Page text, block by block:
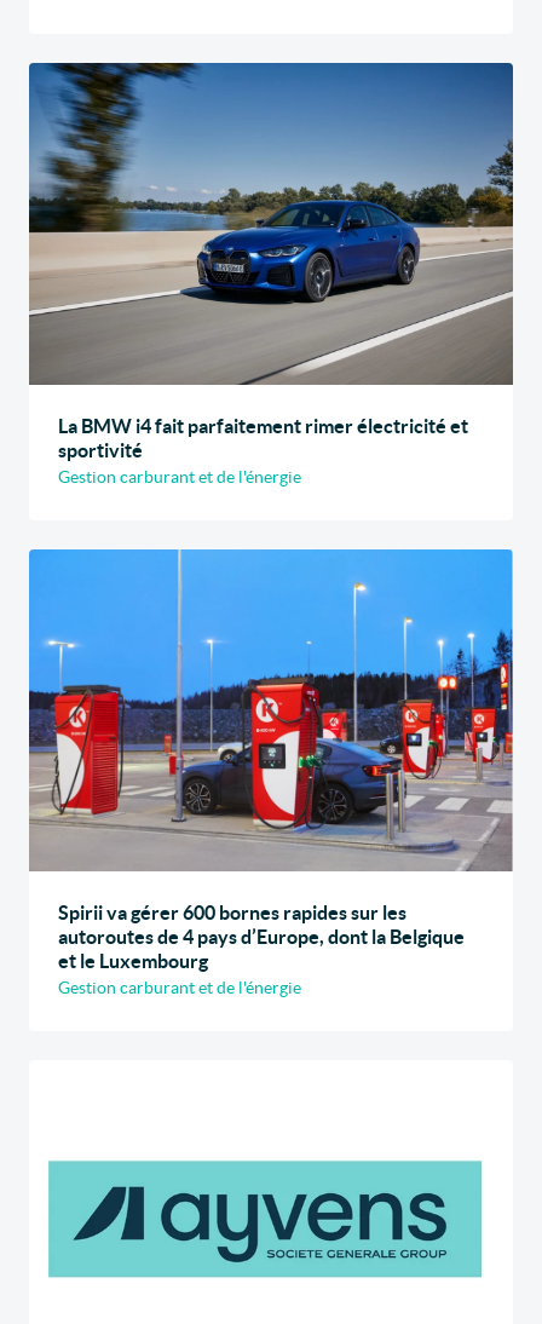
La BMW i4 fait parfaitement rimer électricité et
sportivité
Gestion carburant et de l'énergie
Spirii va gérer 600 bornes rapides sur les
autoroutes de 4 pays d’Europe, dont la Belgique
et le Luxembourg
Gestion carburant et de l'énergie